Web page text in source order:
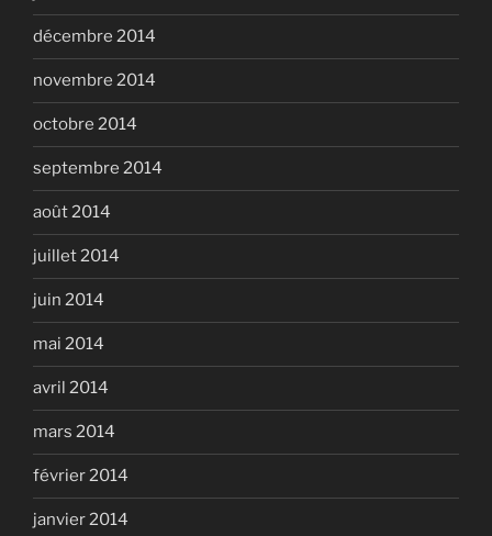
décembre 2014
novembre 2014
octobre 2014
septembre 2014
août 2014
juillet 2014
juin 2014
mai 2014
avril 2014
mars 2014
février 2014
janvier 2014